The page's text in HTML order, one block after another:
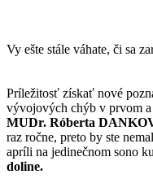
Vy ešte stále váhate, či sa
Príležitosť získať nové
vývojových chýb v prvom
MUDr. Róberta
raz ročne, preto by ste
apríli na jedinečnom sono
doline.